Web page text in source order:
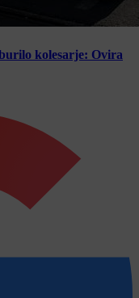
kolesarje: Ovira